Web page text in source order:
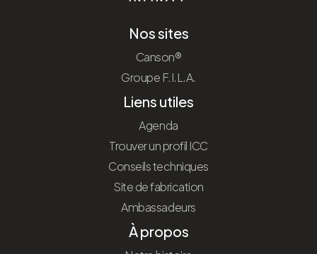
Nos sites
Canson®
Groupe F.I.L.A.
Liens utiles
Agenda
Trouver un profil ICC
Conseils techniques
Site de fabrication
Ambassadeurs
À propos